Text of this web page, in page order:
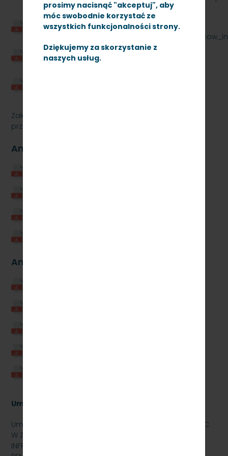
prosimy nacisnąć "akceptuj", aby
móc swobodnie korzystać ze
wszystkich funkcjonalności strony.
Dziękujemy za skorzystanie z
naszych usług.
_wzor-sig-sig.pdf
Zalacznik_nr_16_-
Zalacznik_nr_17_-
_Klauzula_informacyjna_Ministra-sig-sig.pdf
Załączniki Nr 7 i 8 do umowy stanowią tajemnicę
przedsiębiorstwa
Aneks Nr 1 do umowy wieloletniej
Aneks Nr 2 do Umowy wieloletniej
Umowa obowiązująca do 2023 roku
Umowa na realizację programu wieloletniego „POMOC
W ZAKRESIE FINANSOWANIA KOSZTÓW ZARZĄDZANIA
INFRASTRUKTURĄ KOLEJOWĄ, W TYM JEJ UTRZYMANIA I